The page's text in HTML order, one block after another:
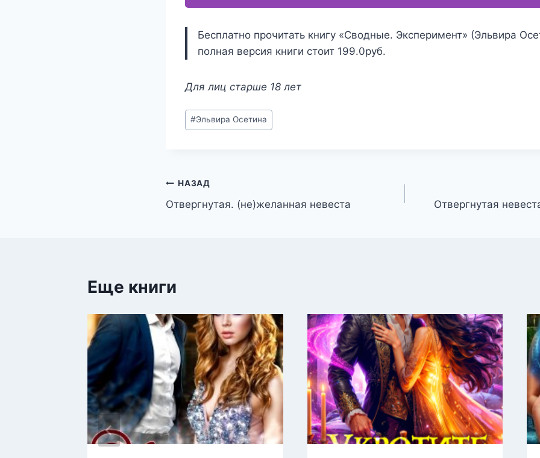
Бесплатно прочитать книгу «Сводные. Эксперимент» (Эльвира
полная версия книги стоит 199.0руб.
Для лиц старше 18 лет
Метки
записи:
#Эльвира Осетина
Навигация
по
НАЗАД
Отвергнутая. (не)желанная невеста Отвергнутая
Еще книги